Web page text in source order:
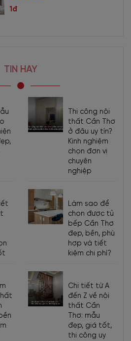
1đ
TIN HAY
Thi công nội
thất Cần Thơ
ở đâu uy tín?
Kinh nghiệm
chọn đơn vị
chuyên
nghiệp
Làm sao để
chọn được tủ
bếp Cần Thơ
đẹp, bền, phù
hợp và tiết
kiệm chi phí?
Chi tiết từ A
đến Z về nội
thất Cần
Thơ: mẫu
đẹp, giá tốt,
thi công uy